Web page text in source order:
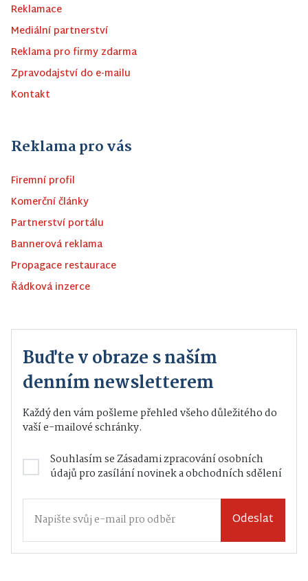
Reklamace
Mediální partnerství
Reklama pro firmy zdarma
Zpravodajství do e-mailu
Kontakt
Reklama pro vás
Firemní profil
Komerční články
Partnerství portálu
Bannerová reklama
Propagace restaurace
Řádková inzerce
Buďte v obraze s naším
denním newsletterem
Každý den vám pošleme přehled všeho důležitého do
vaší e-mailové schránky.
Souhlasím seZásadami zpracování osobních
údajůpro zasílání novinek a obchodních sdělení
Odeslat